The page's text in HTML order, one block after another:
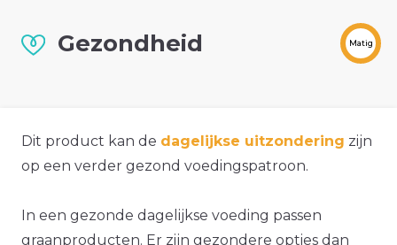
Gezondheid Matig
Dit product kan de dagelijkse uitzondering zijn
op een verder gezond voedingspatroon.
In een gezonde dagelijkse voeding passen
graanproducten. Er zijn gezondere opties dan